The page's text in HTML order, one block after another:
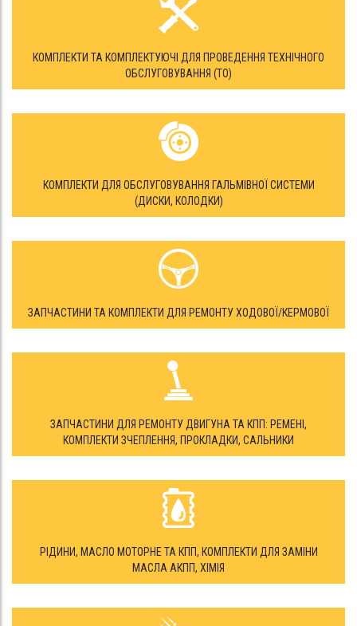
КОМПЛЕКТИ ТА КОМПЛЕКТУЮЧІ ДЛЯ ПРОВЕДЕННЯ ТЕХНІЧНОГО
ОБСЛУГОВУВАННЯ (ТО)
КОМПЛЕКТИ ДЛЯ ОБСЛУГОВУВАННЯ ГАЛЬМІВНОЇ СИСТЕМИ
(ДИСКИ, КОЛОДКИ)
ЗАПЧАСТИНИ ТА КОМПЛЕКТИ ДЛЯ РЕМОНТУ ХОДОВОЇ/КЕРМОВОЇ
ЗАПЧАСТИНИ ДЛЯ РЕМОНТУ ДВИГУНА ТА КПП: РЕМЕНІ,
КОМПЛЕКТИ ЗЧЕПЛЕННЯ, ПРОКЛАДКИ, САЛЬНИКИ
РІДИНИ, МАСЛО МОТОРНЕ ТА КПП, КОМПЛЕКТИ ДЛЯ ЗАМІНИ
МАСЛА АКПП, ХІМІЯ